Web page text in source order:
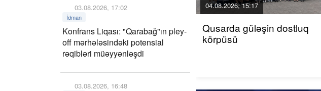
03.08.2026, 17:02
İdman
Konfrans Liqası: "Qarabağ"ın pley-
off mərhələsindəki potensial
rəqibləri müəyyənləşdi
03.08.2026, 16:48
04.08.2026, 15:17
Qusarda güləşin dostluq
körpüsü